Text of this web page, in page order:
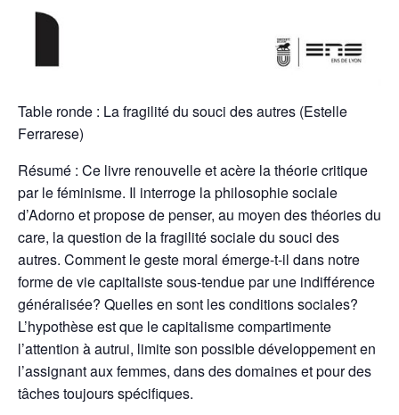
Table ronde : La fragilité du souci des autres (Estelle
Ferrarese)
Résumé : Ce livre renouvelle et acère la théorie critique
par le féminisme. Il interroge la philosophie sociale
d’Adorno et propose de penser, au moyen des théories du
care, la question de la fragilité sociale du souci des
autres. Comment le geste moral émerge-t-il dans notre
forme de vie capitaliste sous-tendue par une indifférence
généralisée? Quelles en sont les conditions sociales?
L’hypothèse est que le capitalisme compartimente
l’attention à autrui, limite son possible développement en
l’assignant aux femmes, dans des domaines et pour des
tâches toujours spécifiques.